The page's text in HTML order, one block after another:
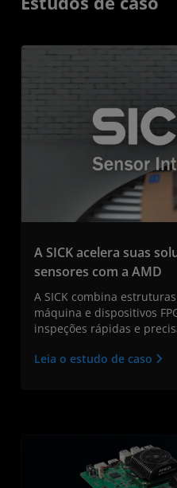
A SICK acelera suas
sensores com a AMD
A SICK combina
máquina e dispositivos
inspeções rápidas e
Leia o estudo de caso